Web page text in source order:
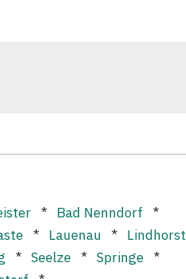
* Bad Nenndorf *
* Lauenau * Lindhorst
* Seelze * Springe *